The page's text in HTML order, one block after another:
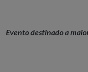
Evento destinado a